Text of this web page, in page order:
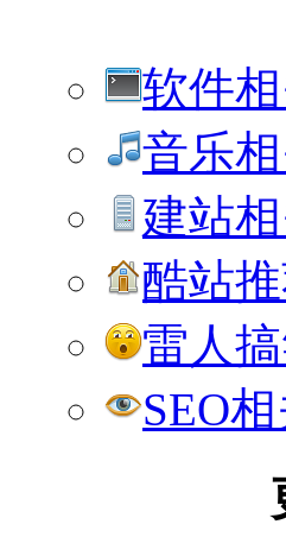
软件
音乐
建站
酷站
雷人
SEO